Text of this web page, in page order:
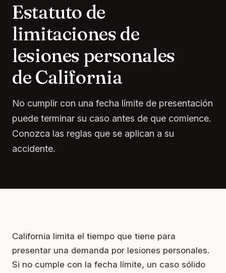
Estatuto de
limitaciones de
lesiones personales
de California
No cumplir con una fecha límite de presentación
puede terminar su caso antes de que comience.
Conozca las reglas que se aplican a su
accidente.
California limita el tiempo que tiene para
presentar una demanda por lesiones personales.
Si no cumple con la fecha límite, un caso sólido